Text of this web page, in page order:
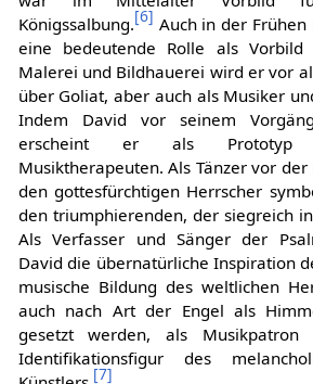
Königssalbung.[6] Auch in der
eine bedeutende Rolle als Vorbild
Malerei und Bildhauerei wird er vor
über Goliat, aber auch als Musiker
Indem David vor seinem
erscheint er als Prototyp
Musiktherapeuten. Als Tänzer vor
den gottesfürchtigen Herrscher
den triumphierenden, der siegreich
Als Verfasser und Sänger der
David die übernatürliche Inspiration
musische Bildung des weltlichen
auch nach Art der Engel als
gesetzt werden, als Musikpatron
Identifikationsfigur des
[7]